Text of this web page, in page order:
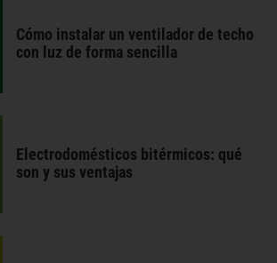
Cómo instalar un ventilador de techo
con luz de forma sencilla
Electrodomésticos bitérmicos: qué
son y sus ventajas